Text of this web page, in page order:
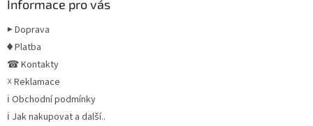
Informace pro vás
▶ Doprava
♦ Platba
☎ Kontakty
☓ Reklamace
ℹ Obchodní podmínky
ℹ Jak nakupovat a další..